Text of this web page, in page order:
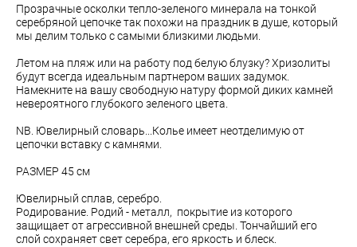
Прозрачные осколки тепло-зеленого минерала на тонкой
серебряной цепочке так похожи на праздник в душе, который
мы делим только с самыми близкими людьми.
Летом на пляж или на работу под белую блузку? Хризолиты
будут всегда идеальным партнером ваших задумок.
Намекните на вашу свободную натуру формой диких камней
невероятного глубокого зеленого цвета.
NB. Ювелирный словарь...Колье имеет неотделимую от
цепочки вставку с камнями.
РАЗМЕР 45 см
Ювелирный сплав, серебро.
Родирование. Родий - металл, покрытие из которого
защищает от агрессивной внешней среды. Тончайший его
слой сохраняет свет серебра, его яркость и блеск.